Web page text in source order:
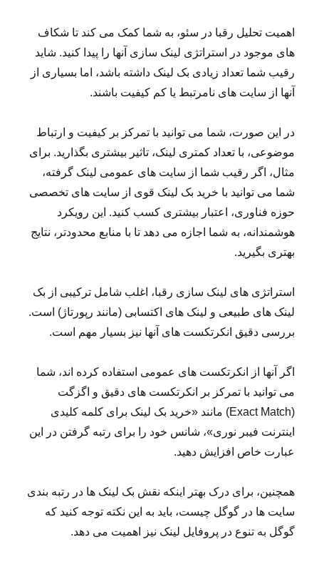
اهمیت تحلیل رقبا در سئو، به شما کمک می کند تا شکاف
های موجود در استراتژی لینک سازی آنها را پیدا کنید. شاید
رقیب شما تعداد زیادی بک لینک داشته باشد، اما بسیاری از
آنها از سایت های نامرتبط یا کم کیفیت باشند.
در این صورت، شما می توانید با تمرکز بر کیفیت و ارتباط
موضوعی، با تعداد کمتری لینک، تاثیر بیشتری بگذارید. برای
مثال، اگر رقیب شما از سایت های عمومی لینک گرفته،
شما می توانید با خرید بک لینک قوی از سایت های تخصصی
حوزه فناوری، اعتبار بیشتری کسب کنید. این رویکرد
هوشمندانه، به شما اجازه می دهد تا با منابع محدودتر، نتایج
بهتری بگیرید.
استراتژی های لینک سازی رقبا، اغلب شامل ترکیبی از بک
لینک های طبیعی و لینک های اکتسابی (مانند رپورتاژ) است.
بررسی دقیق انکرتکست های آنها نیز بسیار مهم است.
اگر آنها از انکرتکست های عمومی استفاده کرده اند، شما
می توانید با تمرکز بر انکرتکست های دقیق و اگزگت
(Exact Match) مانند «خرید بک لینک برای کلمه کلیدی
اینترنت فیبر نوری»، شانس خود را برای رتبه گرفتن در این
عبارت خاص افزایش دهید.
همچنین، برای درک بهتر اینکه نقش بک لینک ها در رتبه بندی
سایت ها در گوگل چیست، باید به این نکته توجه کنید که
گوگل به تنوع در پروفایل لینک نیز اهمیت می دهد.